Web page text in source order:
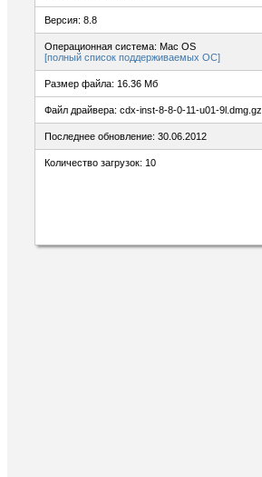
Версия: 8.8
Операционная система: Mac OS
[полный список поддерживаемых ОС]
Размер файла: 16.36 Мб
Файл драйвера: cdx-inst-8-8-0-11-u01-9l.dmg.gz
Последнее обновление: 30.06.2012
Количество загрузок: 10